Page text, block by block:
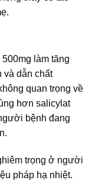
làm tăng
và dẫn chất
quan trọng về
hơn salicylat
bệnh đang
trọng ở người
pháp hạ nhiệt.